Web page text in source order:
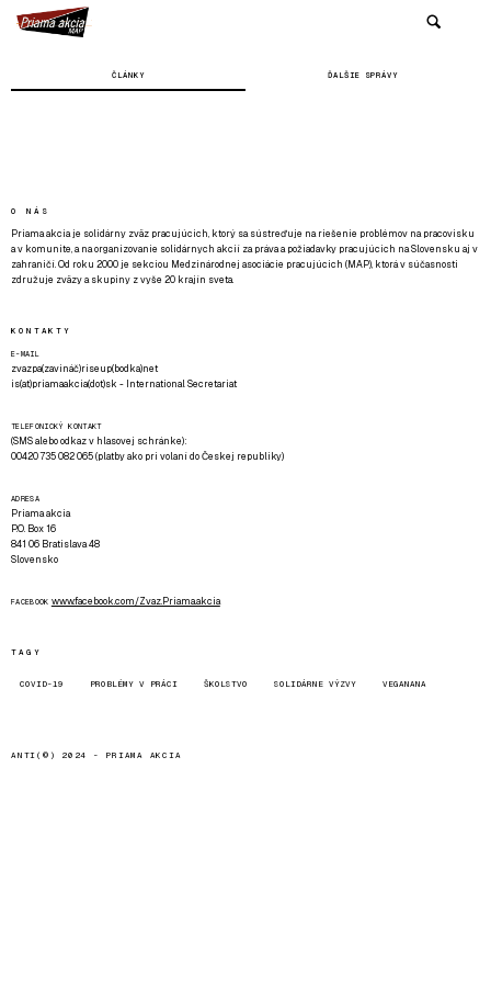
ČLÁNKY ĎALŠIE SPRÁVY
O NÁS
Priama akcia je solidárny zväz pracujúcich, ktorý sa sústreďuje na riešenie problémov na pracovisku
a v komunite, a na organizovanie solidárnych akcií za práva a požiadavky pracujúcich na Slovensku aj v
zahraničí. Od roku 2000 je sekciou Medzinárodnej asociácie pracujúcich (MAP), ktorá v súčasnosti
združuje zväzy a skupiny z vyše 20 krajín sveta.
KONTAKTY
E-MAIL
zvazpa(zavináč)riseup(bodka)net
is(at)priamaakcia(dot)sk - International Secretariat
TELEFONICKÝ KONTAKT
(SMS alebo odkaz v hlasovej schránke):
00420 735 082 065 (platby ako pri volaní do Českej republiky)
ADRESA
Priama akcia
P.O. Box 16
841 06 Bratislava 48
Slovensko
FACEBOOK www.facebook.com/Zvaz.Priama.akcia
TAGY
COVID-19 PROBLÉMY V PRÁCI ŠKOLSTVO SOLIDÁRNE VÝZVY VEGANANA
ANTI(©) 2024 - PRIAMA AKCIA